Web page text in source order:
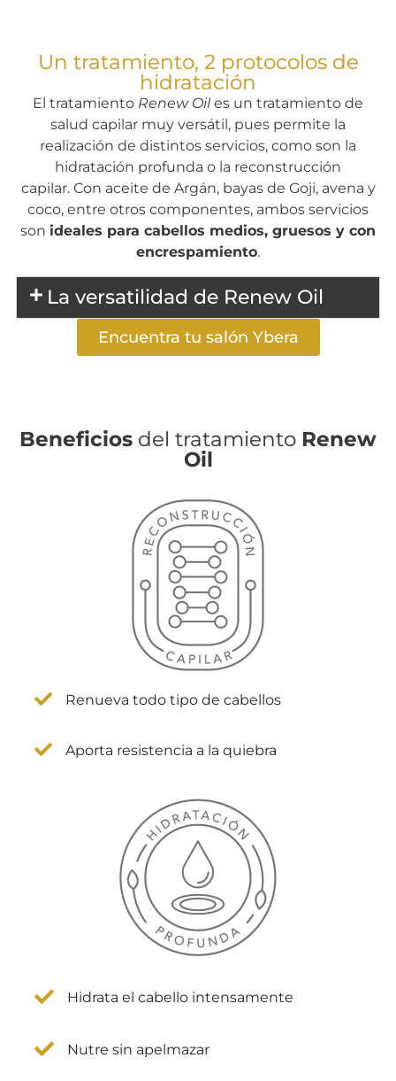
Un tratamiento, 2 protocolos de
hidratación
El tratamiento Renew Oiles un tratamiento de
salud capilar muy versátil, pues permite la
realización de distintos servicios, como son la
hidratación profunda o la reconstrucción
capilar. Con aceite de Argán, bayas de Goji, avena y
coco, entre otros componentes, ambos servicios
son ideales para cabellos medios, gruesos y con
encrespamiento.
La versatilidad de Renew Oil
Encuentra tu salón Ybera
Beneficios del tratamiento Renew
Oil
Renueva todo tipo de cabellos
Aporta resistencia a la quiebra
Hidrata el cabello intensamente
Nutre sin apelmazar